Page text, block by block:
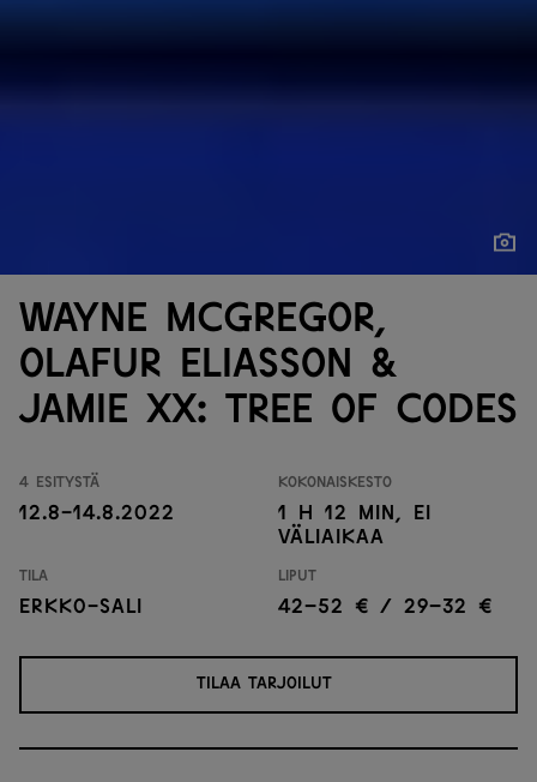
Wayne McGregor,
Olafur Eliasson &
Jamie xx: Tree of Codes
4 esitystä
12.8-14.8.2022
Kokonaiskesto
1 h 12 min, ei
väliaikaa
Tila
Erkko-sali
Liput
42–52 € / 29–32 €
TILAA TARJOILUT